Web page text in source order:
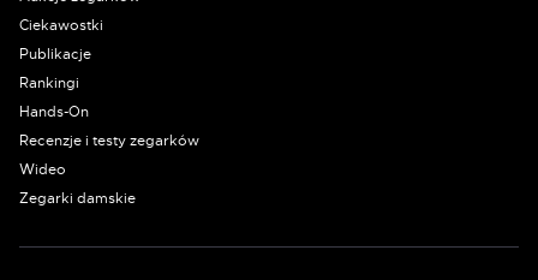
Ciekawostki
Publikacje
Rankingi
Hands-On
Recenzje i testy zegarków
Wideo
Zegarki damskie